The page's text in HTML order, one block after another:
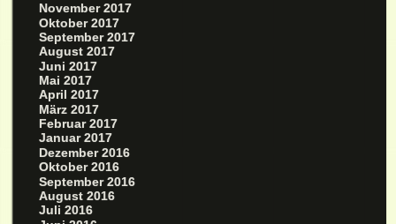
November 2017
Oktober 2017
September 2017
August 2017
Juni 2017
Mai 2017
April 2017
März 2017
Februar 2017
Januar 2017
Dezember 2016
Oktober 2016
September 2016
August 2016
Juli 2016